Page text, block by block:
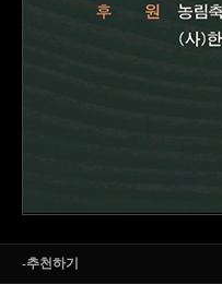
-추천하기